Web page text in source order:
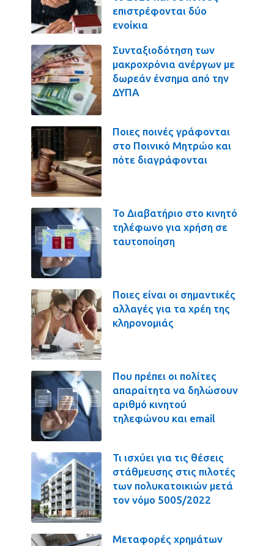
επιστρέφονται δύο
ενοίκια
Συνταξιοδότηση των
μακροχρόνια ανέργων με
δωρεάν ένσημα από την
ΔΥΠΑ
Ποιες ποινές γράφονται
στο Ποινικό Μητρώο και
πότε διαγράφονται
Το Διαβατήριο στο κινητό
τηλέφωνο για χρήση σε
ταυτοποίηση
Ποιες είναι οι σημαντικές
αλλαγές για τα χρέη της
κληρονομιάς
Που πρέπει οι πολίτες
απαραίτητα να δηλώσουν
αριθμό κινητού
τηλεφώνου και email
Τι ισχύει για τις θέσεις
στάθμευσης στις πιλοτές
των πολυκατοικιών μετά
τον νόμο 5005/2022
Μεταφορές χρημάτων